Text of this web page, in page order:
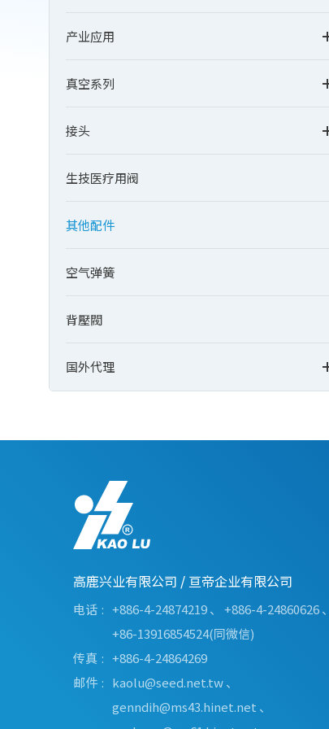
产业应用
真空系列
接头
生技医疗用阀
其他配件
空气弹簧
背壓閥
国外代理
高鹿兴业有限公司 / 亘帝企业有限公司
电话 +886-4-24874219、 +886-4-24860626、
+86-13916854524(同微信)
传真
+886-4-24864269
邮件
kaolu@seed.net.tw、
genndih@ms43.hinet.net 、